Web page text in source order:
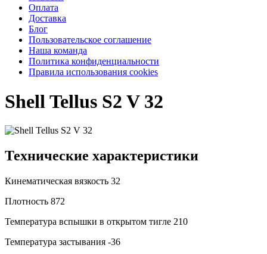
Оплата
Доставка
Блог
Пользовательское соглашение
Наша команда
Политика конфиденциальности
Правила использования cookies
Shell Tellus S2 V 32
Технические характеристики
Кинематическая вязкость 32
Плотность 872
Температура вспышки в открытом тигле 210
Температура застывания -36